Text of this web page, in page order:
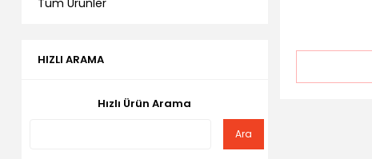
Tüm Ürünler
HIZLI ARAMA
Hızlı Ürün Arama
Ara